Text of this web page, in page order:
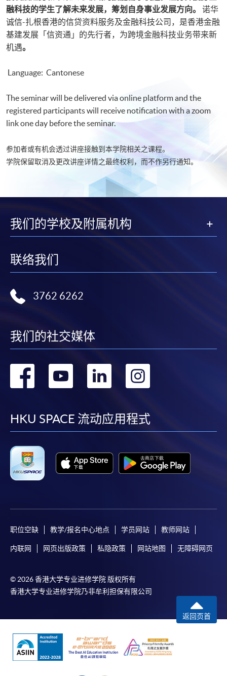
融科技的学生了解未来发展，筹划自身事业发展方向。
诺华
诚信-扎根香港的信贷资料服务及金融科技公司，是香港金融
基建发展「信资通」的先行者，为跨境金融科技业务带来新
机遇。
Language: Cantonese
The seminar will be delivered via online platform and the
registered participants will receive notification with a zoom
link one day before the seminar.
参加者或有机会透过讲座接触到本学院相关之课程。
学院保留取消及更改讲座详情之最终权利，而不作另行通知。​
我们的学校及附属机构
联络我们
3762 6262
我们的社交媒体
转
facebook
转
youtube
转
linkedin
HKU SPACE 流动应用程式
职位空缺 教学/报名中心地点 学员网站 教师网站
内联网 网页出版政策 私隐政策 网站地图 无障碍网页
© 2026 香港大学专业进修学院 版权所有
香港大学专业进修学院乃非牟利担保有限公司
返回页首